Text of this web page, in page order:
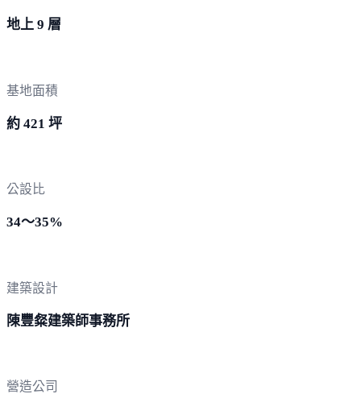
地上 9 層
基地面積
約 421 坪
公設比
34～35%
建築設計
陳豐粲建築師事務所
營造公司